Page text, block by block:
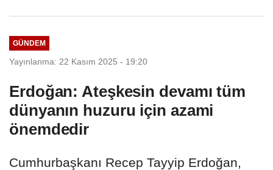
GÜNDEM
Yayınlanma: 22 Kasım 2025 - 19:20
Erdoğan: Ateşkesin devamı tüm
dünyanın huzuru için azami
önemdedir
Cumhurbaşkanı Recep Tayyip Erdoğan,